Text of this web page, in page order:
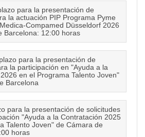
para la presentación de
la actuación PIP Programa Pyme
Compamed Düsseldorf 2026
Barcelona: 12:00 horas
para la presentación de
la participación en "Ayuda a la
en el Programa Talento Joven"
Barcelona
para la presentación de solicitudes
"Ayuda a la Contratación 2025
Talento Joven" de Cámara de
horas